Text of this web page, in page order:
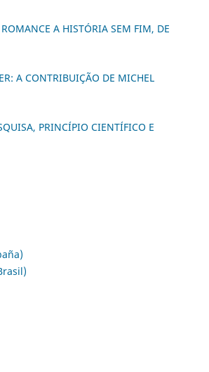
A HISTÓRIA SEM FIM, DE
A CONTRIBUIÇÃO DE MICHEL
PRINCÍPIO CIENTÍFICO E